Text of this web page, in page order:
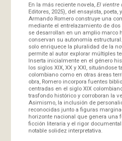
En la más reciente novela, El vientre
Editores, 2025), del ensayista,
Armando Romero construye una
mediante el entrelazamiento de
se desarrollan en un amplio marco
conservan su autonomía
solo enriquece la pluralidad de la
permite al autor explorar múltiples
Inserta inicialmente en el género
los siglos XIX, XX y XXI, situándose
colombiano como en otras áreas
obra, Romero incorpora fuentes
centradas en el siglo XIX
trasfondo histórico y corroboran la
Asimismo, la inclusión de
reconocidas junto a figuras
horizonte nacional que genera una
ficción literaria y el rigor
notable solidez interpretativa.